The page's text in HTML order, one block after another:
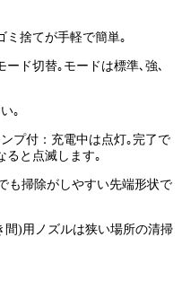
ミ捨てが手軽で簡単｡
ード切替｡モードは標準､強､
｡
プ付：充電中は点灯｡完了で
ると点滅します｡
も掃除がしやすい先端形状で
間)用ノズルは狭い場所の清掃